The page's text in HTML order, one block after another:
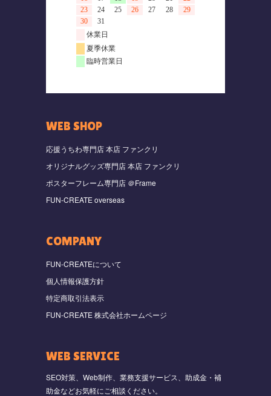
WEB SHOP
応援うちわ専門店 本店 ファンクリ
オリジナルグッズ専門店 本店 ファンクリ
ポスターフレーム専門店 ＠Frame
FUN-CREATE overseas
COMPANY
FUN-CREATEについて
個人情報保護方針
特定商取引法表示
FUN-CREATE 株式会社ホームページ
WEB SERVICE
SEO対策、Web制作、業務支援サービス、助成金・補
助金などお気軽にご相談ください。